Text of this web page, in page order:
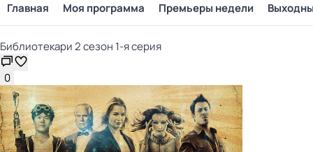
Главная Моя программа Премьеры недели
Библиотекари 2 сезон 1-я серия
0